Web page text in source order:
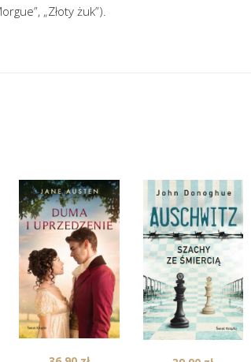
„Złoty żuk”).